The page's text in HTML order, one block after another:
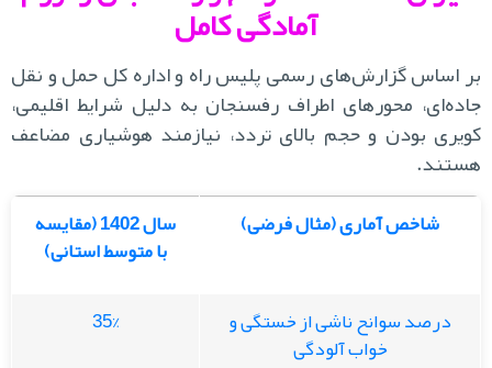
آمادگی کامل
اساس گزارش‌های رسمی پلیس راه و اداره کل حمل و نقل
محورهای اطراف رفسنجان به دلیل شرایط اقلیمی،
بودن و حجم بالای تردد، نیازمند هوشیاری مضاعف
شاخص آماری (مثال فرضی) سال 1402 (مقایسه
با متوسط استانی)
درصد سوانح ناشی از خستگی و
خواب آلودگی
35%